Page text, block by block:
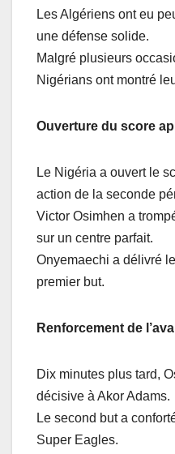
Les Algériens ont eu
une défense solide.
Malgré plusieurs
Nigérians ont montré
Ouverture du score
Le Nigéria a ouvert le
action de la seconde
Victor Osimhen a
sur un centre parfait.
Onyemaechi a délivré
premier but.
Renforcement de
Dix minutes plus tard,
décisive à Akor Adams.
Le second but a
Super Eagles.